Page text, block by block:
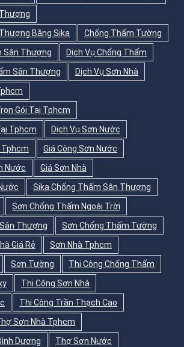
Bằng Sika
Chống Thấm Tường
Sân Thượng
Dịch Vụ Chống Thấm
Sân Thượng
Dịch Vụ Sơn Nhà
Gói Tại Tphcm
Tphcm
Dịch Vụ Sơn Nước
Tphcm
Giá Công Sơn Nước
Nước
Giá Sơn Nhà
Sika Chống Thấm Sân Thượng
Sơn Chống Thấm Ngoài Trời
Thượng
Sơn Chống Thấm Tường
Giá Rẻ
Sơn Nhà Tphcm
Sơn Tường
Thi Công Chống Thấm
Thi Công Sơn Nhà
Thi Công Trần Thạch Cao
Sơn Nhà Tphcm
Dương
Thợ Sơn Nước